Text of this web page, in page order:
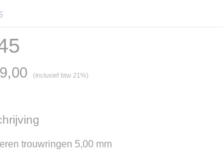
(inclusief btw 21%)
trouwringen 5,00 mm